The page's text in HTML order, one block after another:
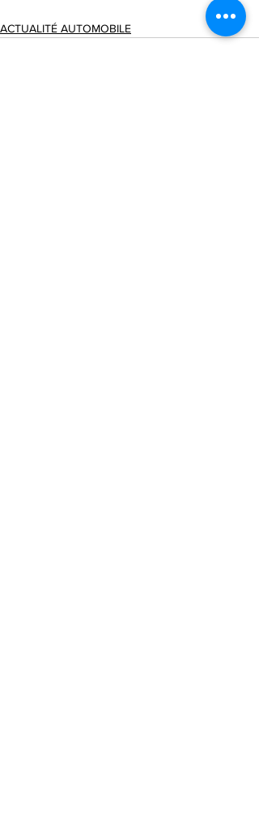
ACTUALITÉ AUTOMOBILE